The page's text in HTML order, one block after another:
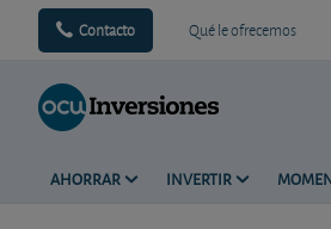
Contacto Qué le ofrecemos
AHORRAR INVERTIR